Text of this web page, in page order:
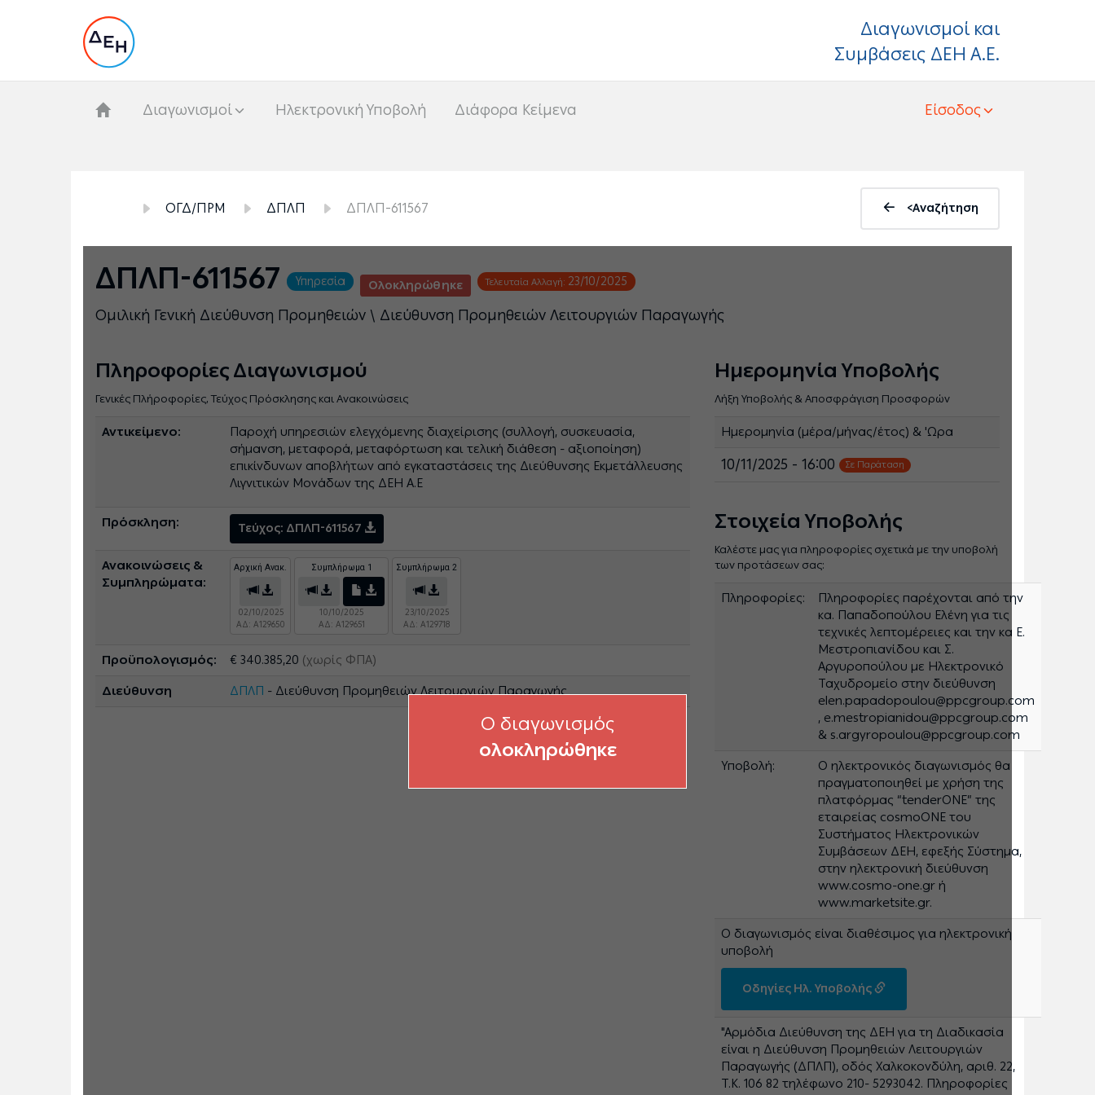
Διαγωνισμοί και
Συμβάσεις ΔΕΗ Α.Ε.
Διαγωνισμοί Hλεκτρονική Υποβολή Διάφορα Κείμενα Είσοδος
ΟΓΔ/ΠΡΜ ΔΠΛΠ ΔΠΛΠ-611567 <Αναζήτηση
ΔΠΛΠ-611567 Υπηρεσία Ολοκληρώθηκε Τελευταία Αλλαγή: 23/10/2025
Ομιλική Γενική Διεύθυνση Προμηθειών \ Διεύθυνση Προμηθειών Λειτουργιών Παραγωγής
Ημερομηνία Υποβολής
Λήξη Υποβολής & Αποσφράγιση Προσφορών
Ημερομηνία (μέρα/μήνας/έτος) & 'Ωρα
10/11/2025 - 16:00 Σε Παράταση
Στοιχεία Υποβολής
Καλέστε μας για πληροφορίες σχετικά με την υποβολή
των προτάσεων σας:
Πληροφορίες:
Πληροφορίες παρέχονται από την
κα. Παπαδοπούλου Ελένη για τις
τεχνικές λεπτομέρειες και την κα Ε.
Μεστροπιανίδου και Σ.
Αργυροπούλου με Ηλεκτρονικό
Ταχυδρομείο στην διεύθυνση
elen.papadopoulou@ppcgroup.com
, e.mestropianidou@ppcgroup.com
& s.argyropoulou@ppcgroup.com
Υποβολή:
Ο ηλεκτρονικός διαγωνισμός θα
πραγματοποιηθεί με χρήση της
πλατφόρμας “tenderONE” της
εταιρείας cosmoONE του
Συστήματος Ηλεκτρονικών
Συμβάσεων ΔΕΗ, εφεξής Σύστημα,
στην ηλεκτρονική διεύθυνση
www.cosmo-one.gr ή
www.marketsite.gr.
Ο διαγωνισμός είναι διαθέσιμος για ηλεκτρονική
υποβολή
Οδηγίες Ηλ. Υποβολής
"Αρμόδια Διεύθυνση της ΔΕΗ για τη Διαδικασία
είναι η Διεύθυνση Προμηθειών Λειτουργιών
Παραγωγής (ΔΠΛΠ), οδός Χαλκοκονδύλη, αριθ. 22,
Τ.Κ. 106 82 τηλέφωνο 210- 5293042. Πληροφορίες
Πληροφορίες Διαγωνισμού
Γενικές Πλήροφορίες, Τεύχος Πρόσκλησης και Ανακοινώσεις
Αντικείμενο:
Παροχή υπηρεσιών ελεγχόμενης διαχείρισης (συλλογή, συσκευασία,
σήμανση, μεταφορά, μεταφόρτωση και τελική διάθεση - αξιοποίηση)
επικίνδυνων αποβλήτων από εγκαταστάσεις της Διεύθυνσης Εκμετάλλευσης
Λιγνιτικών Μονάδων της ΔΕΗ Α.Ε
Πρόσκληση: Τεύχος: ΔΠΛΠ-611567
Ανακοινώσεις &
Συμπληρώματα:
Αρχική Ανακ.
02/10/2025
ΑΔ: A129650
Συμπλήρωμα 1
10/10/2025
ΑΔ: A129651
Συμπλήρωμα 2
23/10/2025
ΑΔ: A129718
Προϋπολογισμός: € 340.385,20 (χωρίς ΦΠΑ)
Διεύθυνση ΔΠΛΠ - Διεύθυνση Προμηθειών Λειτουργιών Παραγωγής
O διαγωνισμός
ολοκληρώθηκε